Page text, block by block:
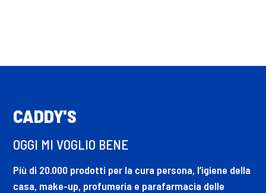
CADDY'S
OGGI MI VOGLIO BENE
Più di 20.000 prodotti per la cura persona, l’igiene della
casa, make-up, profumeria e parafarmacia delle